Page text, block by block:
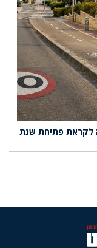
לקראת פתיחת שנת